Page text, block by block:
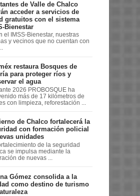
de Valle de Chalco
acceder a servicios de
gratuitos con el sistema
Bienestar
el IMSS-Bienestar, nuestras
y vecinos que no cuentan con
restaura Bosques de
para proteger ríos y
el agua
2026 PROBOSQUE ha
más de 17 kilómetros de
con limpieza, reforestación ...
de Chalco fortalecerá la
con formación policial
unidades
de la seguridad
se impulsa mediante la
de nuevas ...
Gómez consolida a la
como destino de turismo